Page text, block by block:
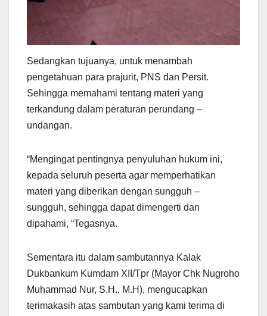
Sedangkan tujuanya, untuk menambah
pengetahuan para prajurit, PNS dan Persit.
Sehingga memahami tentang materi yang
terkandung dalam peraturan perundang –
undangan.
“Mengingat pentingnya penyuluhan hukum ini,
kepada seluruh peserta agar memperhatikan
materi yang diberikan dengan sungguh –
sungguh, sehingga dapat dimengerti dan
dipahami, “Tegasnya.
Sementara itu dalam sambutannya Kalak
Dukbankum Kumdam XII/Tpr (Mayor Chk Nugroho
Muhammad Nur, S.H., M.H), mengucapkan
terimakasih atas sambutan yang kami terima di